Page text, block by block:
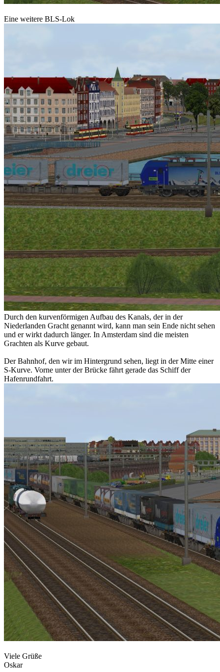
Eine weitere BLS-Lok
Durch den kurvenförmigen Aufbau des Kanals, der in der
Niederlanden Gracht genannt wird, kann man sein Ende nicht sehen
und er wirkt dadurch länger. In Amsterdam sind die meisten
Grachten als Kurve gebaut.
Der Bahnhof, den wir im Hintergrund sehen, liegt in der Mitte einer
S-Kurve. Vorne unter der Brücke fährt gerade das Schiff der
Hafenrundfahrt.
Viele Grüße
Oskar